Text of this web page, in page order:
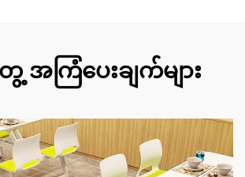
ကြံပေးချက်များ